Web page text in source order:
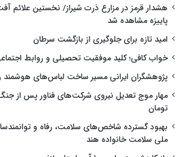
هشدار قرمز در مزارع ذرت شیراز/ نخستین علائم
پاییزه مشاهده شد
امید تازه برای جلوگیری از بازگشت سرطان
خواب کافی؛ کلید موفقیت تحصیلی و روابط
پژوهشگران ایرانی مسیر ساخت لباس‌های هوشمند
تومان
بهبود گسترده شاخص‌های سلامت، رفاه و
ملی سلامت خانواده هند